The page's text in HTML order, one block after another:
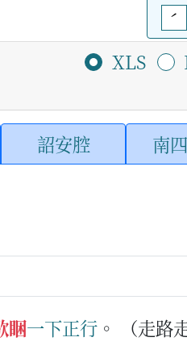
ˊ
XLS
詔安腔 南
睏一下正行 。
（走路